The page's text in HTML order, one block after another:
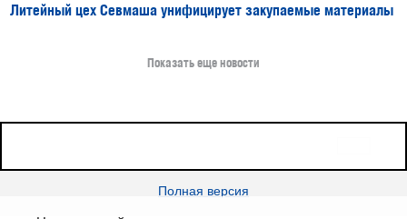
Литейный цех Севмаша унифицирует закупаемые материалы
Показать еще новости
Полная версия